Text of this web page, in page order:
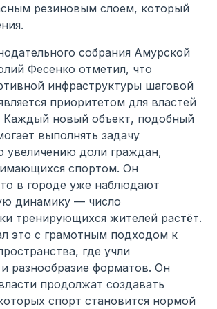
резиновым слоем, который
собрания Амурской
Фесенко отметил, что
инфраструктуры шаговой
приоритетом для властей
Каждый новый объект, подобный
выполнять задачу
увеличению доли граждан,
спортом. Он
в городе уже наблюдают
динамику — число
тренирующихся жителей растёт.
это с грамотным подходом к
где учли
разнообразие форматов. Он
продолжат создавать
спорт становится нормой